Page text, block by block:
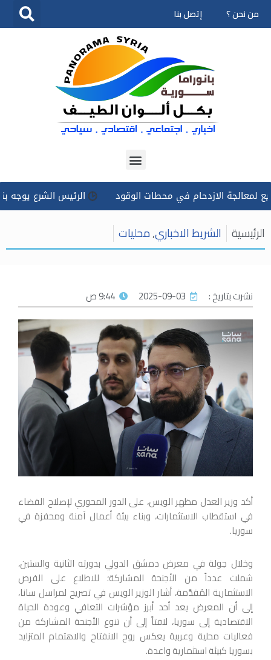
تخطى
من نحن ؟ إتصل بنا
الازدحام في محطات الوقود الرئيس الشرع يوجه بتسخير
الرئيسية الشريط الاخباري,محليات
نشرت بتاريخ : 2025-09-03 9:44 ص
أكد وزير العدل مظهر الويس، على الدور المحوري لإصلاح القضاء
في استقطاب الاستثمارات، وبناء بيئة أعمال آمنة ومحفزة في
سوريا.
وخلال جولة في معرض دمشق الدولي بدورته الثانية والستين،
شملت عدداً من الأجنحة المشاركة؛ للاطلاع على الفرص
الاستثمارية المُقدَّمة، أشار الوزير الويس في تصريح لمراسل سانا،
إلى أن المعرض يعد أحد أبرز مؤشرات التعافي وعودة الحياة
الاقتصادية إلى سوريا، لافتاً إلى أن تنوع الأجنحة المشاركة من
فعاليات محلية وعربية يعكس روح الانفتاح والاهتمام المتزايد
بسوريا كبيئة استثمارية واعدة.